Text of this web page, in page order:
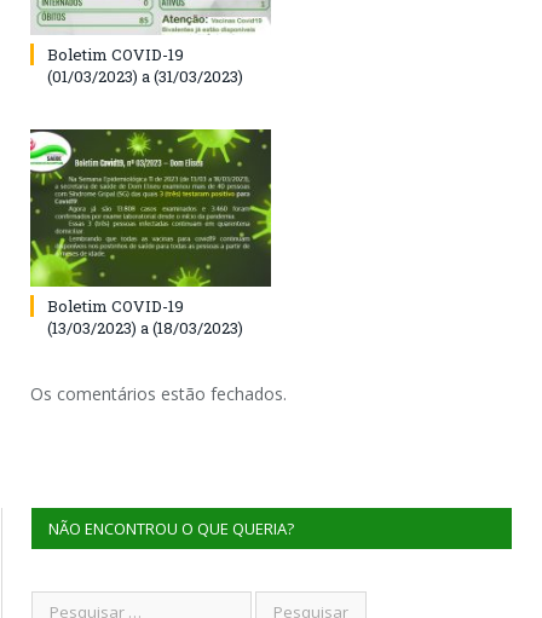
Boletim COVID-19
(01/03/2023) a (31/03/2023)
Boletim COVID-19
(13/03/2023) a (18/03/2023)
Os comentários estão fechados.
NÃO ENCONTROU O QUE QUERIA?